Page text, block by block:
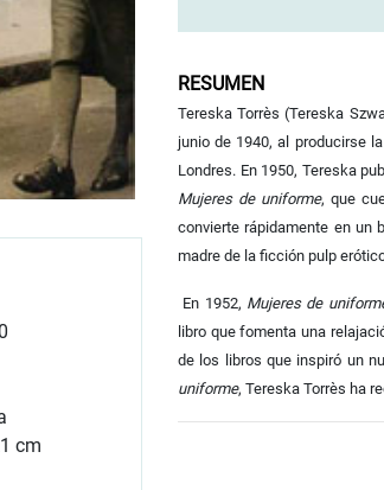
cm
RESUMEN
Tereska Torrès (Tereska
junio de 1940, al producirse
Londres. En 1950, Tereska
Mujeres de uniforme, que
convierte rápidamente en un
madre de la ficción pulp
En 1952, Mujeres de
libro que fomenta una
de los libros que inspiró un
uniforme, Tereska Torrès ha